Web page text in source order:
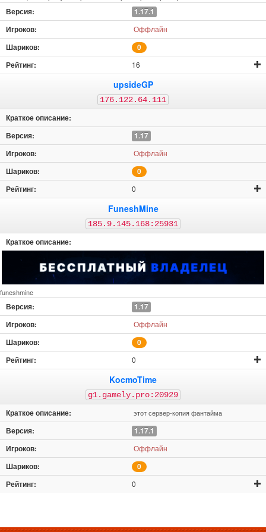
1.17.1
Оффлайн
0
16
upsideGP
176.122.64.111
1.17
Оффлайн
0
0
FuneshMine
185.9.145.168:25931
funeshmine
1.17
Оффлайн
0
0
KocmoTime
g1.gamely.pro:20929
этот сервер-копия фантайма
1.17.1
Оффлайн
0
0